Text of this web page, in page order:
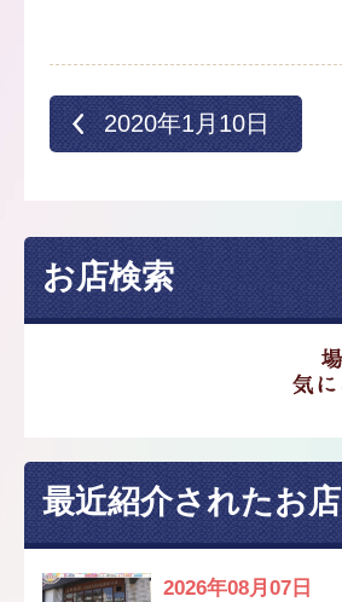
2020年1月10日
お店検索
最近紹介されたお店
2026年08月07日